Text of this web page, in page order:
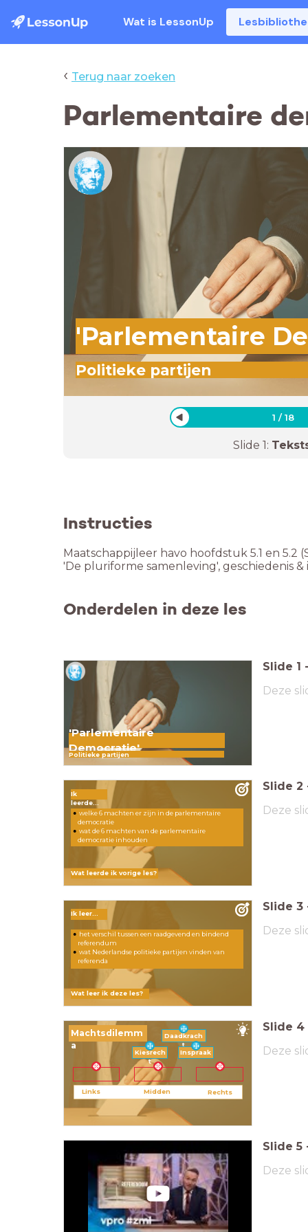
Wat is LessonUp
‹ Terug naar zoeken
Parlementaire
'Parlementaire
Politieke partijen
1 /18
Slide 1:
Instructies
Maatschappijleer havo hoofdstuk 5.1 en 5.2
'De pluriforme samenleving', geschiedenis &
Onderdelen in deze les
'Parlementaire
Democratie'
Politieke partijen
Slide 1 -
Deze
Wat leerde ik vorige les?
Ik
leerde...
welke 6 machten er zijn in de parlementaire
democratie
wat de 6 machten van de parlementaire
democratie inhouden
Slide 2
Deze
Wat leer ik deze les?
Ik leer...
het verschil tussen een raadgevend en bindend
referendum
wat Nederlandse politieke partijen vinden van
referenda
Slide 3
Deze
Links Midden Rechts
Machtsdilemm
a
Kiesrech
t
Daadkrach
t
Inspraak
Slide 4
Deze
Slide 5
Deze